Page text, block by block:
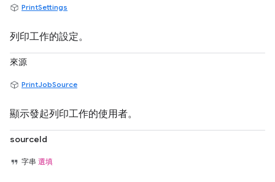
PrintSettings
列印工作的設定。
來源
PrintJobSource
顯示發起列印工作的使用者。
sourceId
字串 選填